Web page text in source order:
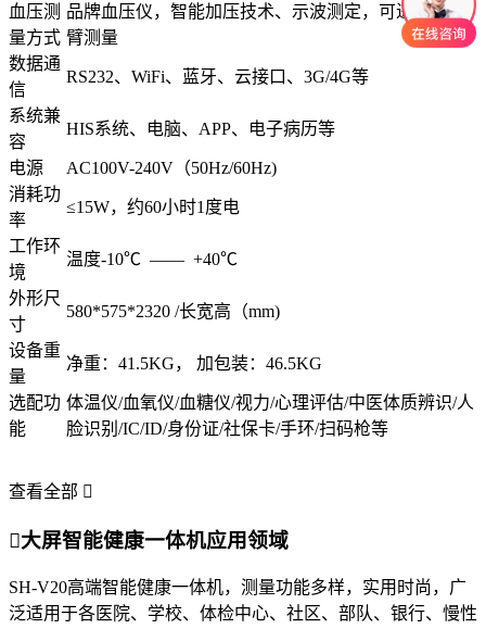
血压测
量方式
品牌血压仪，智能加压技术、示波测定，可进行左右
臂测量
数据通
信
RS232、WiFi、蓝牙、云接口、3G/4G等
系统兼
容
HIS系统、电脑、APP、电子病历等
电源
AC100V-240V（50Hz/60Hz)
消耗功
率
≤15W，约60小时1度电
工作环
境
温度-10℃ —— +40℃
外形尺
寸
580*575*2320 /长宽高（mm)
设备重
量
净重：41.5KG， 加包装：46.5KG
选配功
能
体温仪/血氧仪/血糖仪/视力/心理评估/中医体质辨识/人
脸识别/IC/ID/身份证/社保卡/手环/扫码枪等
查看全部 
大屏智能健康一体机应用领域
SH-V20高端智能健康一体机，测量功能多样，实用时尚，广
泛适用于各医院、学校、体检中心、社区、部队、银行、慢性